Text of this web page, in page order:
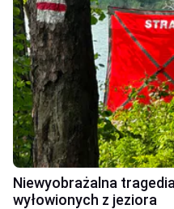
Niewyobrażalna
wyłowionych z jeziora